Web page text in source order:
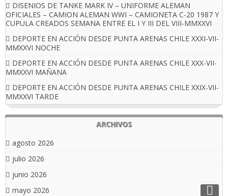
DISENIOS DE TANKE MARK IV – UNIFORME ALEMAN
OFICIALES – CAMION ALEMAN WWI – CAMIONETA C-20 1987 Y
CUPULA CREADOS SEMANA ENTRE EL I Y III DEL VIII-MMXXVI
DEPORTE EN ACCIÓN DESDE PUNTA ARENAS CHILE XXXI-VII-
MMXXVI NOCHE
DEPORTE EN ACCIÓN DESDE PUNTA ARENAS CHILE XXX-VII-
MMXXVI MAÑANA
DEPORTE EN ACCIÓN DESDE PUNTA ARENAS CHILE XXIX-VII-
MMXXVI TARDE
ARCHIVOS
agosto 2026
julio 2026
junio 2026
mayo 2026